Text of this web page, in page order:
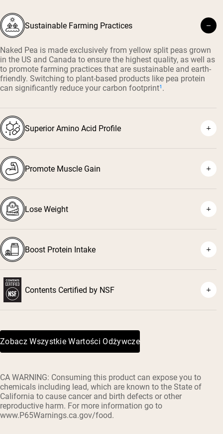
Sustainable Farming Practices
Naked Pea is made exclusively from yellow split peas grown
in the US and Canada to ensure the highest quality, as well as
to promote farming practices that are sustainable and earth-
friendly. Switching to plant-based products like pea protein
can significantly reduce your carbon footprint¹.
Superior Amino Acid Profile
⁵
Promote Muscle Gain
³
Lose Weight
Boost Protein Intake
Contents Certified by NSF
Zobacz Wszystkie Wartości Odżywcze
CA WARNING: Consuming this product can expose you to
chemicals including lead, which are known to the State of
California to cause cancer and birth defects or other
reproductive harm. For more information go to
www.P65Warnings.ca.gov/food.